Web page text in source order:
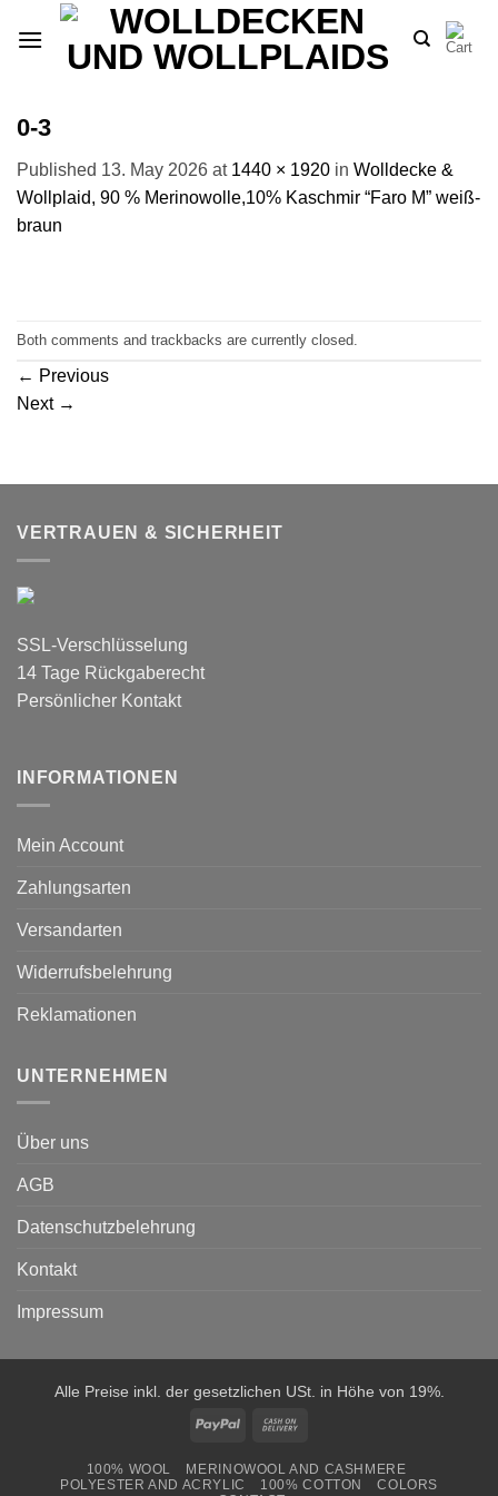
0-3
Published 13. May 2026 at 1440 × 1920 in Wolldecke &
Wollplaid, 90 % Merinowolle,10% Kaschmir “Faro M” weiß-
braun
Both comments and trackbacks are currently closed.
← Previous
Next →
VERTRAUEN & SICHERHEIT
SSL-Verschlüsselung
14 Tage Rückgaberecht
Persönlicher Kontakt
INFORMATIONEN
Mein Account
Zahlungsarten
Versandarten
Widerrufsbelehrung
Reklamationen
UNTERNEHMEN
Über uns
AGB
Datenschutzbelehrung
Kontakt
Impressum
Alle Preise inkl. der gesetzlichen USt. in Höhe von 19%.
PayPal
Delivery
100% WOOL
MERINOWOOL AND CASHMERE
POLYESTER AND ACRYLIC
100% COTTON
COLORS